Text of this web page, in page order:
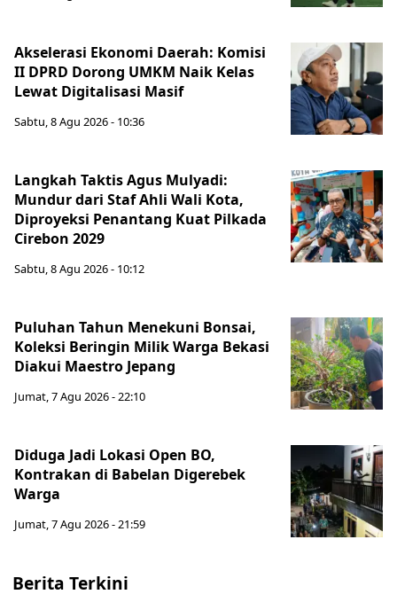
Akselerasi Ekonomi Daerah: Komisi
II DPRD Dorong UMKM Naik Kelas
Lewat Digitalisasi Masif
Sabtu, 8 Agu 2026 - 10:36
Langkah Taktis Agus Mulyadi:
Mundur dari Staf Ahli Wali Kota,
Diproyeksi Penantang Kuat Pilkada
Cirebon 2029
Sabtu, 8 Agu 2026 - 10:12
Puluhan Tahun Menekuni Bonsai,
Koleksi Beringin Milik Warga Bekasi
Diakui Maestro Jepang
Jumat, 7 Agu 2026 - 22:10
Diduga Jadi Lokasi Open BO,
Kontrakan di Babelan Digerebek
Warga
Jumat, 7 Agu 2026 - 21:59
Berita Terkini